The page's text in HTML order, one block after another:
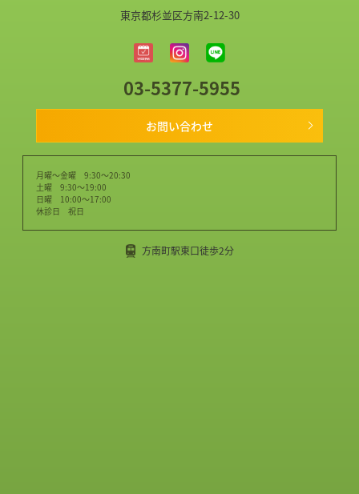
東京都杉並区方南2-12-30
03-5377-5955
お問い合わせ
月曜～金曜 9:30～20:30
土曜 9:30～19:00
日曜 10:00～17:00
休診日 祝日
方南町駅東口徒歩2分